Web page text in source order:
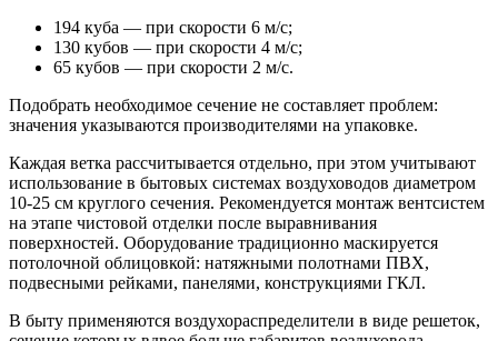
194 куба — при скорости 6 м/с;
130 кубов — при скорости 4 м/с;
65 кубов — при скорости 2 м/с.
Подобрать необходимое сечение не составляет проблем:
значения указываются производителями на упаковке.
Каждая ветка рассчитывается отдельно, при этом учитывают
использование в бытовых системах воздуховодов диаметром
10-25 см круглого сечения. Рекомендуется монтаж вентсистем
на этапе чистовой отделки после выравнивания
поверхностей. Оборудование традиционно маскируется
потолочной облицовкой: натяжными полотнами ПВХ,
подвесными рейками, панелями, конструкциями ГКЛ.
В быту применяются воздухораспределители в виде решеток,